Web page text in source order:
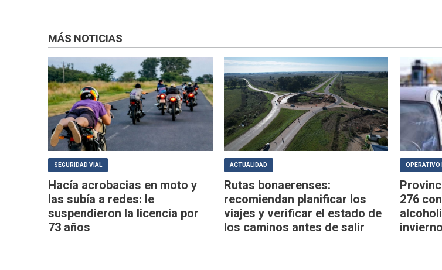
MÁS NOTICIAS
SEGURIDAD VIAL
Hacía acrobacias en moto y
las subía a redes: le
suspendieron la licencia por
73 años
ACTUALIDAD
Rutas bonaerenses:
recomiendan planificar los
viajes y verificar el estado de
los caminos antes de salir
OPERATIVO
276
invierno